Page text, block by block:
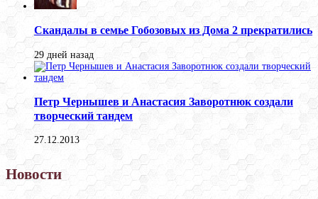
Скандалы в семье Гобозовых из Дома 2 прекратились
29 дней назад
Петр Чернышев и Анастасия Заворотнюк создали
творческий тандем
27.12.2013
Новости